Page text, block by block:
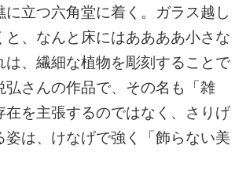
に立つ六角堂に着く。ガラス越し
と、なんと床にはああああ小さな
、繊細な植物を彫刻することで
弘さんの作品で、その名も「雑
在を主張するのではなく、さりげ
姿は、けなげで強く「飾らない美